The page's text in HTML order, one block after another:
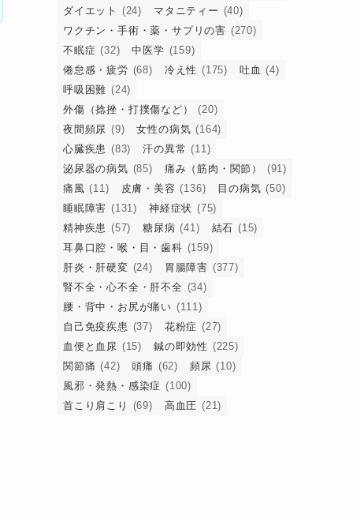
ダイエット
(24) マタニティー (40)
ワクチン・手術・薬・サプリの害 (270)
不眠症 (32) 中医学 (159)
倦怠感・疲労 (68) 冷え性 (175) 吐血 (4)
呼吸困難 (24)
外傷（捻挫・打撲傷など）
(20)
夜間頻尿 (9) 女性の病気 (164)
心臓疾患 (83) 汗の異常 (11)
泌尿器の病気 (85) 痛み（筋肉・関節）
(91)
痛風 (11) 皮膚・美容 (136) 目の病気 (50)
睡眠障害 (131) 神経症状 (75)
精神疾患 (57) 糖尿病 (41) 結石 (15)
耳鼻口腔・喉・目・歯科 (159)
肝炎・肝硬変 (24) 胃腸障害 (377)
腎不全・心不全・肝不全 (34)
腰・背中・お尻が痛い (111)
自己免疫疾患 (37) 花粉症 (27)
血便と血尿 (15) 鍼の即効性 (225)
関節痛 (42) 頭痛 (62) 頻尿 (10)
風邪・発熱・感染症 (100)
首こり肩こり
(69) 高血圧 (21)